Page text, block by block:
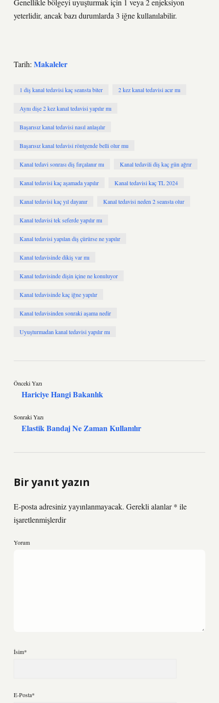
Genellikle bölgeyi uyuşturmak için 1 veya 2 enjeksiyon
yeterlidir, ancak bazı durumlarda 3 iğne kullanılabilir.
Tarih: Makaleler
1 diş kanal tedavisi kaç seansta biter 2 kez kanal tedavisi acır mı
Aynı dişe 2 kez kanal tedavisi yapılır mı
Başarısız kanal tedavisi nasıl anlaşılır
Başarısız kanal tedavisi röntgende belli olur mu
Kanal tedavi sonrası diş fırçalanır mı Kanal tedavili diş kaç gün ağrır
Kanal tedavisi kaç aşamada yapılır Kanal tedavisi kaç TL 2024
Kanal tedavisi kaç yıl dayanır Kanal tedavisi neden 2 seansta olur
Kanal tedavisi tek seferde yapılır mı
Kanal tedavisi yapılan diş çürürse ne yapılır
Kanal tedavisinde dikiş var mı
Kanal tedavisinde dişin içine ne konuluyor
Kanal tedavisinde kaç iğne yapılır
Kanal tedavisinden sonraki aşama nedir
Uyuşturmadan kanal tedavisi yapılır mı
Önceki Yazı
Hariciye Hangi Bakanlık
Sonraki Yazı
Elastik Bandaj Ne Zaman Kullanılır
Bir yanıt yazın
E-posta adresiniz yayınlanmayacak. Gerekli alanlar* ile
işaretlenmişlerdir
Yorum
İsim*
E-Posta*